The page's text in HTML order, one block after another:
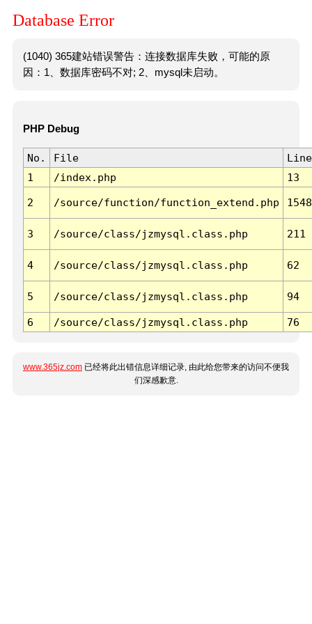
Database Error
(1040) 365建站错误警告：连接数据库失败，可能的原
因：1、数据库密码不对; 2、mysql未启动。
PHP Debug
No. File
Line
1
/index.php 13
2 /source/function/function_extend.php 1548
3 /source/class/jzmysql.class.php 211
4 /source/class/jzmysql.class.php 62
5 /source/class/jzmysql.class.php 94
6 /source/class/jzmysql.class.php 76
www.365jz.com 已经将此出错信息详细记录, 由此给您带来的访问不便我
们深感歉意.